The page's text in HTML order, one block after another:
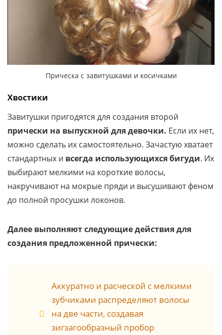
Прическа с завитушками и косичками
Хвостики
Завитушки пригодятся для создания второй
прически на выпускной для девочки. Если их нет,
можно сделать их самостоятельно. Зачастую хватает
стандартных и всегда использующихся бигуди. Их
выбирают мелкими на короткие волосы,
накручивают на мокрые пряди и высушивают феном
до полной просушки локонов.
Далее выполняют следующие действия для
создания предложенной прически:
Аккуратно и расческой с мелкими
зубчиками распределяют волосы
на две части, создавая
зигзагообразный пробор